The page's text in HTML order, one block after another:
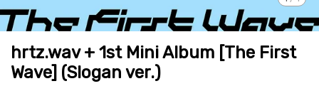
hrtz.wav + 1st Mini Album [The First
Wave] (Slogan ver.)